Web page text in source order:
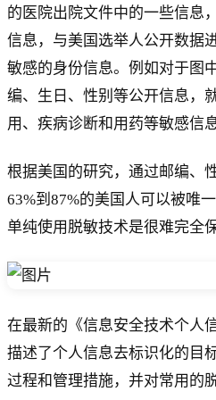
的医院出院文件中的一些信息
信息，与美国选举人公开数据
敏感的身份信息。例如对于图
编、生日、性别等公开信息，
用、疾病诊断和用药等敏感信息
根据美国的研究，通过邮编、
63%到87%的美国人可以被唯
单纯使用脱敏技术是很难完全
在最新的《信息安全技术个人
描述了个人信息去标识化的目
过程和管理措施，并对常用的